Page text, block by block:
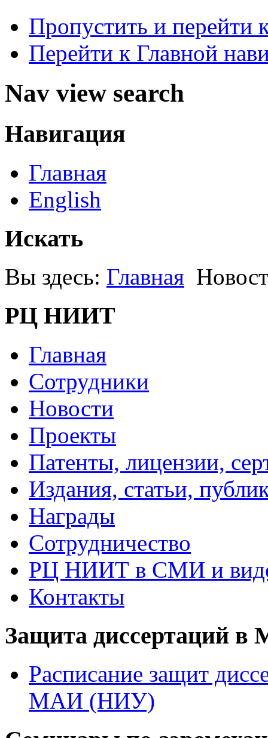
Пропустить и перейти
Перейти к Главной
Nav view search
Навигация
Главная
English
Искать
Вы здесь: Главная
РЦ НИИТ
Главная
Сотрудники
Новости
Проекты
Патенты, лицензии,
Издания, статьи,
Награды
Сотрудничество
РЦ НИИТ в СМИ и
Контакты
Защита диссертаций
Расписание защит
МАИ (НИУ)